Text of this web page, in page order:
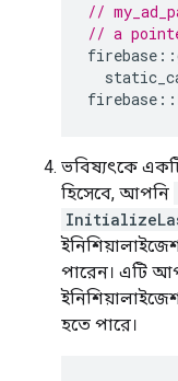
//
// a
firebase ::
firebase ::
ভবিষ্যৎকে
হিসেবে, আপনি
পারেন। এটি
হতে পারে।